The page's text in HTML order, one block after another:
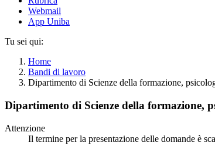
Webmail
App Uniba
Tu sei qui:
Home
Bandi di lavoro
Dipartimento di Scienze della formazione,
Dipartimento di Scienze della formazione,
Attenzione
Il termine per la presentazione delle domande è